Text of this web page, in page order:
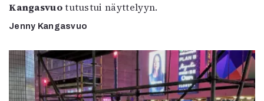
Kangasvuotutustui näyttelyyn.
Jenny Kangasvuo